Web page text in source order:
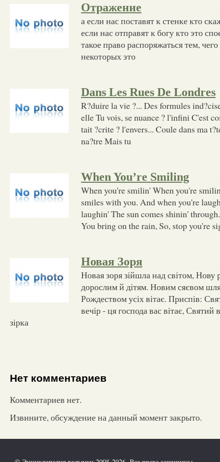
Отражение
а если нас поставят к стенке кто
если нас отправят к богу кто это
такое право распоряжаться тем,
некоторых это
Dans Les Rues De Londres
R?duire la vie ?... Des formules
elle Tu vois, se nuance ? l'infini C'est
tait ?crite ? l'envers... Coule dans ma
na?tre Mais tu
When You’re Smiling
When you're smilin' When you're
smiles with you. And when you're
laughin' The sun comes shinin'
You bring on the rain, So, stop you're
Новая Зоря
Новая зоря зійшла над світом, Нову
дорослим й дітям. Новим сяєвом
Рождеством усіх вітає. Приспів:
вечір - ця господа вас вітає, Святий
зірка
Нет комментариев
Комментариев нет.
Извините, обсуждение на данный момент закрыто.